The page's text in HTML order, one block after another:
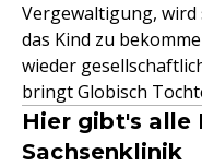
Vergewaltigung, wird
das Kind zu
wieder
bringt Globisch
Hier gibt's alle
Sachsenklinik